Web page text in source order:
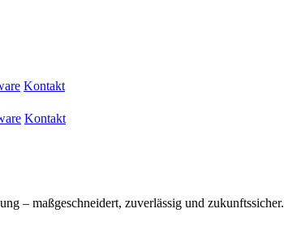
Kontakt
Kontakt
– maßgeschneidert, zuverlässig und zukunftssicher.